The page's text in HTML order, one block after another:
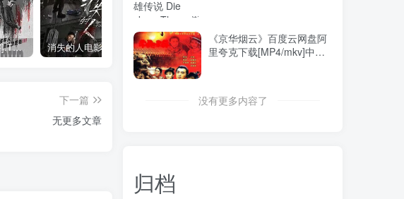
火遮眼[国语中字].The.Furious.2026.1080p+2160p高清下载 消失的人电影「1080p/4k高清」迅雷下载 飞驰人生34K国语中字
下一篇
无更多文章
《京华烟云》百度云网盘阿
里夸克下载[MP4/mkv]中字
没有更多内容了
归档